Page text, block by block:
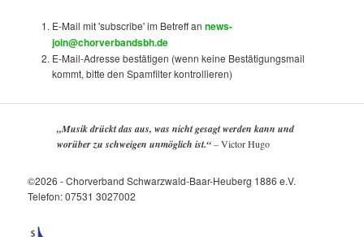
E-Mail mit 'subscribe' im Betreff annews-
join@chorverbandsbh.de
E-Mail-Adresse bestätigen (wenn keine Bestätigungsmail
kommt, bitte den Spamfilter kontrollieren)
„Musik drückt das aus, was nicht gesagt werden kann und
worüber zu schweigen unmöglich ist.“–Victor Hugo
©2026 - Chorverband Schwarzwald-Baar-Heuberg 1886 e.V.
Telefon: 07531 3027002